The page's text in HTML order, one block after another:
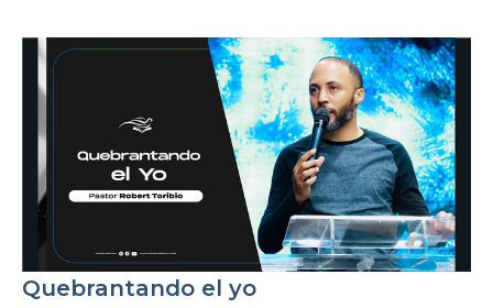
Quebrantando el yo